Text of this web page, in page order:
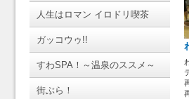
人生はロマン イロドリ喫茶
ガッコウゥ!!
すわSPA！～温泉のススメ～
街ぶら！